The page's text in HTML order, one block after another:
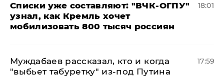
Списки уже составляют: "ВЧК-ОГПУ"
узнал, как Кремль хочет
мобилизовать 800 тысяч россиян
18:01
Муждабаев рассказал, кто и когда
"выбьет табуретку" из-под Путина
17:59